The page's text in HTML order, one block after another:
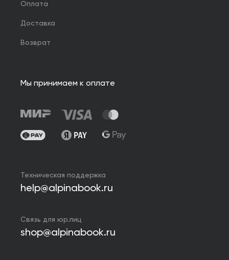
Оплата
Доставка
Возврат
Мы принимаем к оплате
Техническая поддержка
help@alpinabook.ru
Связь для юр.лиц
shop@alpinabook.ru